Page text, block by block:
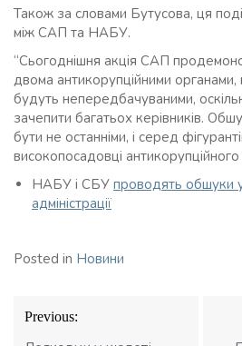
Також за словами Бутусова, ця
між САП та НАБУ.
“Сьогоднішня акція САП
двома антикорупційними органами,
будуть непередбачуваними,
зачепити багатьох керівників.
бути не останніми, і серед
високопосадовці
НАБУ і СБУ проводять обшуки
адміністрації
Posted in Новини
Навігація
записів
Previous: